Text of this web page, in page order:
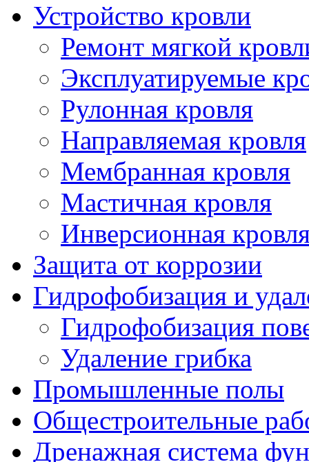
Устройство кровли
Ремонт мягкой
Эксплуатируемые
Рулонная кровля
Направляемая кровля
Мембранная кровля
Мастичная кровля
Инверсионная
Защита от коррозии
Гидрофобизация и
Гидрофобизация
Удаление грибка
Промышленные полы
Общестроительные
Дренажная система